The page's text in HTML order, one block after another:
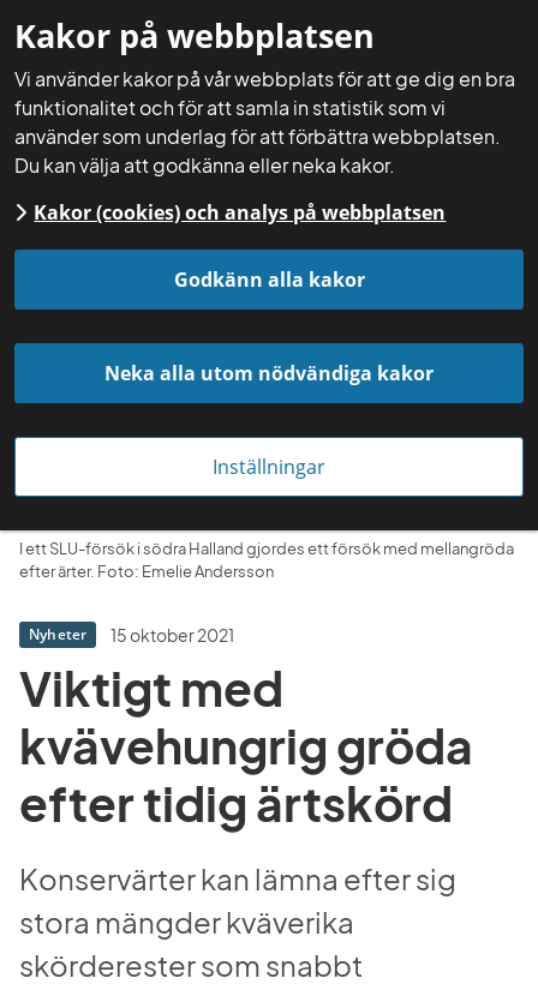
Kakor på webbplatsen
Vi använder kakor på vår webbplats för att ge dig en bra
funktionalitet och för att samla in statistik som vi
använder som underlag för att förbättra webbplatsen.
Du kan välja att godkänna eller neka kakor.
Kakor (cookies) och analys på webbplatsen
Godkänn alla kakor
Neka alla utom nödvändiga kakor
Inställningar
Mina sidor
Startsida Aktuellt Nyheter
I ett SLU-försök i södra Halland gjordes ett försök med mellangröda
efter ärter. Foto: Emelie Andersson
Nyheter 15 oktober 2021
Viktigt med
kvävehungrig gröda
efter tidig ärtskörd
Konservärter kan lämna efter sig
stora mängder kväverika
skörderester som snabbt